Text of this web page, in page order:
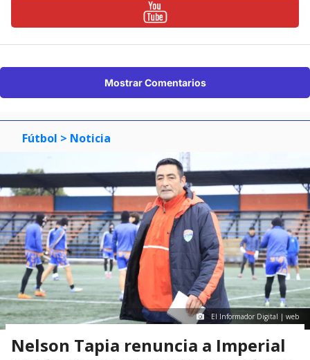
Mostrar Comentarios
Fútbol > Noticia
El Informador Digital | web
Nelson Tapia renuncia a Imperial